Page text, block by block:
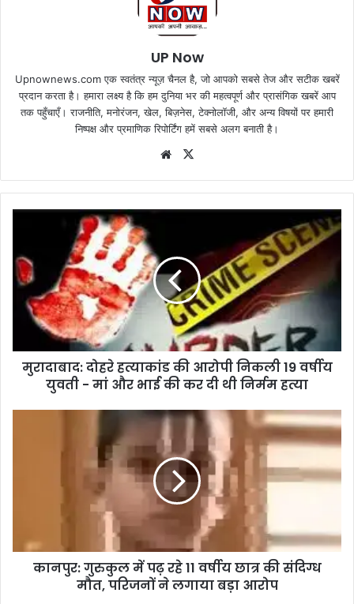
UP Now
Upnownews.com एक स्वतंत्र न्यूज़ चैनल है, जो आपको सबसे तेज और सटीक खबरें
प्रदान करता है। हमारा लक्ष्य है कि हम दुनिया भर की महत्वपूर्ण और प्रासंगिक खबरें आप
तक पहुँचाएँ। राजनीति, मनोरंजन, खेल, बिज़नेस, टेक्नोलॉजी, और अन्य विषयों पर हमारी
निष्पक्ष और प्रमाणिक रिपोर्टिंग हमें सबसे अलग बनाती है।
Website
मुरादाबाद: दोहरे हत्याकांड की आरोपी निकली 19 वर्षीय
युवती - मां और भाई की कर दी थी निर्मम हत्या
कानपुर: गुरुकुल में पढ़ रहे 11 वर्षीय छात्र की संदिग्ध
मौत, परिजनों ने लगाया बड़ा आरोप